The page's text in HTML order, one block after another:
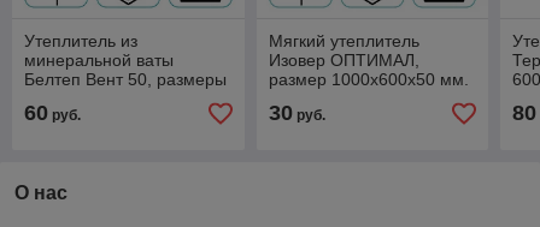
Утеплитель из
минеральной ваты
Белтеп Вент 50, размеры
плиты 1000х600х50 мм!
60 руб.
Мягкий утеплитель
Изовер ОПТИМАЛ,
размер 1000х600х50 мм.
30руб. 80
О нас